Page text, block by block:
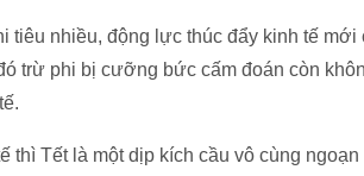
tiêu nhiều, động lực thúc đẩy kinh tế
trừ phi bị cưỡng bức cấm đoán còn
thì Tết là một dịp kích cầu vô cùng